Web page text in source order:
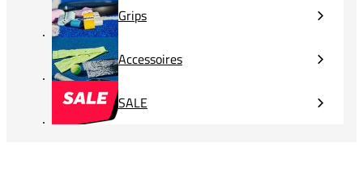
Grips
Accessoires
SALE